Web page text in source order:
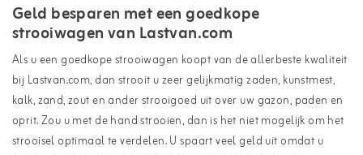
Geld besparen met een goedkope
strooiwagen van Lastvan.com
Als u een goedkope strooiwagen koopt van de allerbeste kwaliteit
bij Lastvan.com, dan strooit u zeer gelijkmatig zaden, kunstmest,
kalk, zand, zout en ander strooigoed uit over uw gazon, paden en
oprit. Zou u met de hand strooien, dan is het niet mogelijk om het
strooisel optimaal te verdelen. U spaart veel geld uit omdat u